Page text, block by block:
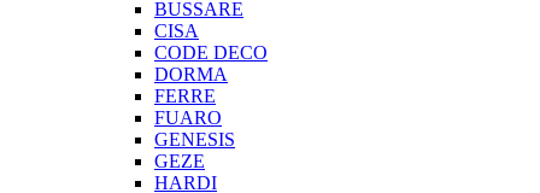
BUSSARE
CISA
CODE DECO
DORMA
FERRE
FUARO
GENESIS
GEZE
HARDI